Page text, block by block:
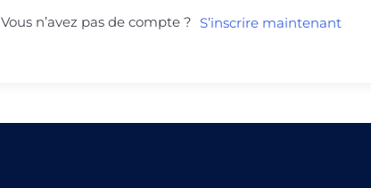
Vous n’avez pas de compte ? S’inscrire maintenant